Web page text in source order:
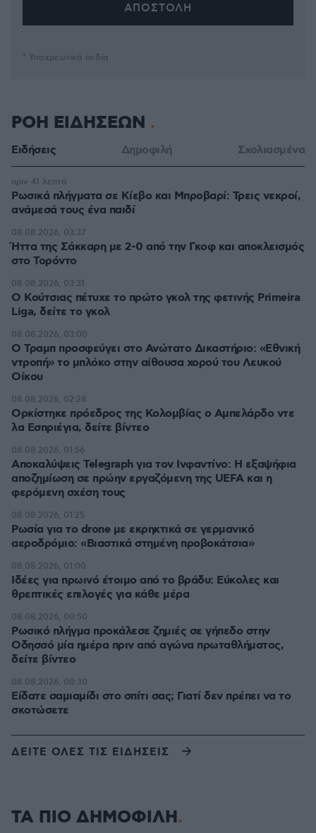
* Υποχρεωτικά πεδία
ΡΟΗ ΕΙΔΗΣΕΩΝ
Ειδήσεις Δημοφιλή Σχολιασμένα
Ρωσικά πλήγματα σε Κίεβο και Μπροβαρί: Τρεις νεκροί,
ανάμεσά τους ένα παιδί
πριν 41 λεπτά
Ήττα της Σάκκαρη με 2-0 από την Γκοφ και αποκλεισμός
στο Τορόντο
08.08.2026, 03:37
Ο Κούτσιας πέτυχε το πρώτο γκολ της φετινής Primeira
Liga, δείτε το γκολ
08.08.2026, 03:31
Ο Τραμπ προσφεύγει στο Ανώτατο Δικαστήριο: «Εθνική
ντροπή» το μπλόκο στην αίθουσα χορού του Λευκού
Οίκου
08.08.2026, 03:00
Ορκίστηκε πρόεδρος της Κολομβίας ο Αμπελάρδο ντε
λα Εσπριέγια, δείτε βίντεο
08.08.2026, 02:28
Αποκαλύψεις Telegraph για τον Ινφαντίνο: Η εξαψήφια
αποζημίωση σε πρώην εργαζόμενη της UEFA και η
φερόμενη σχέση τους
08.08.2026, 01:56
Ρωσία για το drone με εκρηκτικά σε γερμανικό
αεροδρόμιο: «Βιαστικά στημένη προβοκάτσια»
08.08.2026, 01:25
Ιδέες για πρωινό έτοιμο από το βράδυ: Εύκολες και
θρεπτικές επιλογές για κάθε μέρα
08.08.2026, 01:00
Ρωσικό πλήγμα προκάλεσε ζημιές σε γήπεδο στην
Οδησσό μία ημέρα πριν από αγώνα πρωταθλήματος,
δείτε βίντεο
08.08.2026, 00:50
Είδατε σαμιαμίδι στο σπίτι σας; Γιατί δεν πρέπει να το
σκοτώσετε
08.08.2026, 00:30
ΔΕΙΤΕ ΟΛΕΣ ΤΙΣ ΕΙΔΗΣΕΙΣ
ΤΑ ΠΙΟ ΔΗΜΟΦΙΛΗ